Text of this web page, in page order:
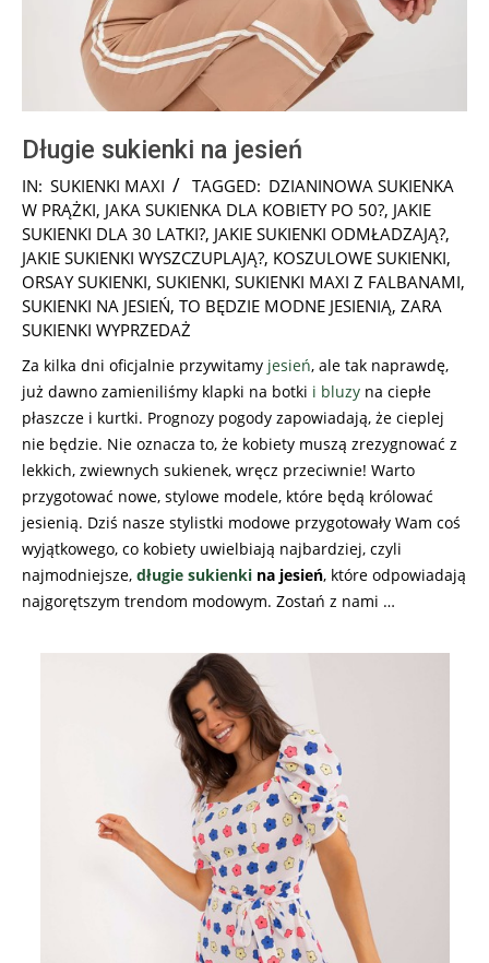
Długie sukienki na jesień
2024-
09-
02
IN: SUKIENKI MAXI TAGGED: DZIANINOWA SUKIENKA
W PRĄŻKI, JAKA SUKIENKA DLA KOBIETY PO 50?, JAKIE
SUKIENKI DLA 30 LATKI?, JAKIE SUKIENKI ODMŁADZAJĄ?,
JAKIE SUKIENKI WYSZCZUPLAJĄ?, KOSZULOWE SUKIENKI,
ORSAY SUKIENKI, SUKIENKI, SUKIENKI MAXI Z FALBANAMI,
SUKIENKI NA JESIEŃ, TO BĘDZIE MODNE JESIENIĄ, ZARA
SUKIENKI WYPRZEDAŻ
Za kilka dni oficjalnie przywitamy jesień, ale tak naprawdę,
już dawno zamieniliśmy klapki na botki i bluzy na ciepłe
płaszcze i kurtki. Prognozy pogody zapowiadają, że cieplej
nie będzie. Nie oznacza to, że kobiety muszą zrezygnować z
lekkich, zwiewnych sukienek, wręcz przeciwnie! Warto
przygotować nowe, stylowe modele, które będą królować
jesienią. Dziś nasze stylistki modowe przygotowały Wam coś
wyjątkowego, co kobiety uwielbiają najbardziej, czyli
najmodniejsze, długie sukienki na jesień, które odpowiadają
najgorętszym trendom modowym. Zostań z nami …